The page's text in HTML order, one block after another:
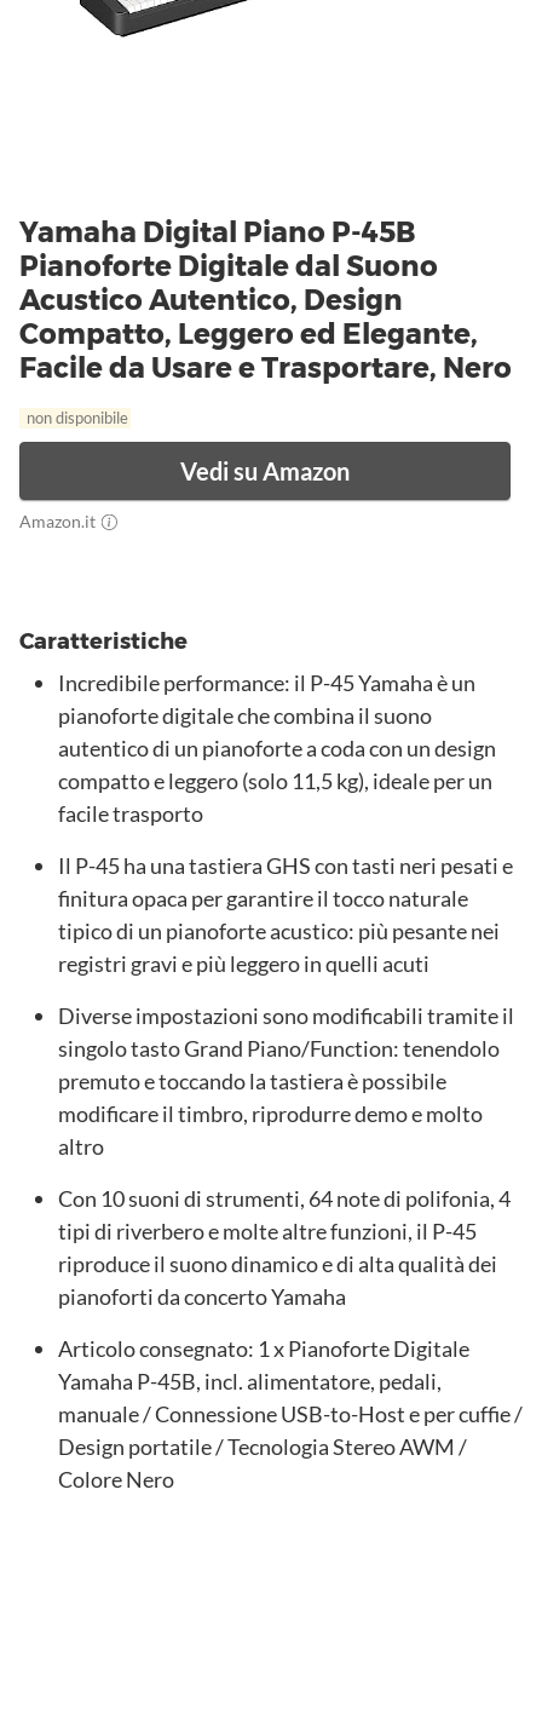
Yamaha Digital Piano P-45B
Pianoforte Digitale dal Suono
Acustico Autentico, Design
Compatto, Leggero ed Elegante,
Facile da Usare e Trasportare, Nero
non disponibile
Vedi su Amazon
Amazon.it
Caratteristiche
Incredibile performance: il P-45 Yamaha è un
pianoforte digitale che combina il suono
autentico di un pianoforte a coda con un design
compatto e leggero (solo 11,5 kg), ideale per un
facile trasporto
Il P-45 ha una tastiera GHS con tasti neri pesati e
finitura opaca per garantire il tocco naturale
tipico di un pianoforte acustico: più pesante nei
registri gravi e più leggero in quelli acuti
Diverse impostazioni sono modificabili tramite il
singolo tasto Grand Piano/Function: tenendolo
premuto e toccando la tastiera è possibile
modificare il timbro, riprodurre demo e molto
altro
Con 10 suoni di strumenti, 64 note di polifonia, 4
tipi di riverbero e molte altre funzioni, il P-45
riproduce il suono dinamico e di alta qualità dei
pianoforti da concerto Yamaha
Articolo consegnato: 1 x Pianoforte Digitale
Yamaha P-45B, incl. alimentatore, pedali,
manuale / Connessione USB-to-Host e per cuffie /
Design portatile / Tecnologia Stereo AWM /
Colore Nero